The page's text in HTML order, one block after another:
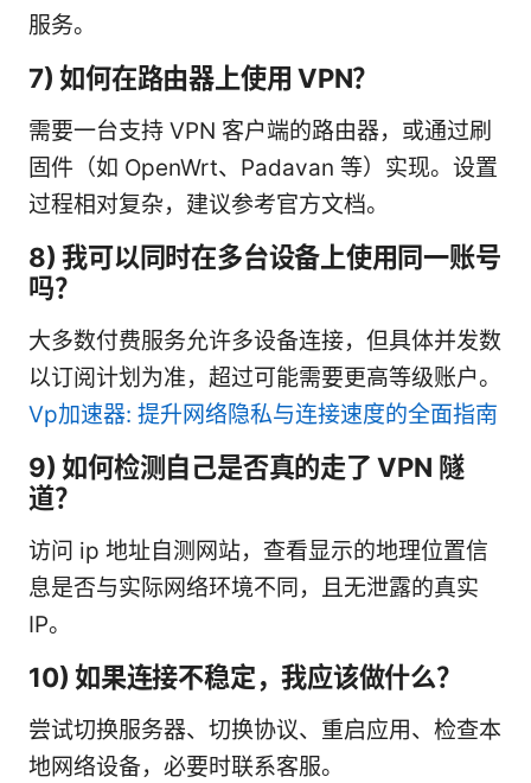
服务。
7) 如何在路由器上使用 VPN？
需要一台支持 VPN 客户端的路由器，或通过刷
固件（如 OpenWrt、Padavan 等）实现。设置
过程相对复杂，建议参考官方文档。
8) 我可以同时在多台设备上使用同一账号
吗？
大多数付费服务允许多设备连接，但具体并发数
以订阅计划为准，超过可能需要更高等级账户。
Vp加速器: 提升网络隐私与连接速度的全面指南
9) 如何检测自己是否真的走了 VPN 隧
道？
访问 ip 地址自测网站，查看显示的地理位置信
息是否与实际网络环境不同，且无泄露的真实
IP。
10) 如果连接不稳定，我应该做什么？
尝试切换服务器、切换协议、重启应用、检查本
地网络设备，必要时联系客服。